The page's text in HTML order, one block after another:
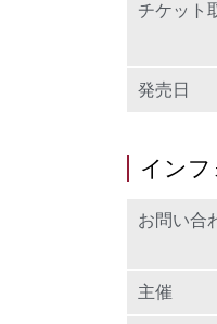
チケット
発売日
イン
お問い合
主催